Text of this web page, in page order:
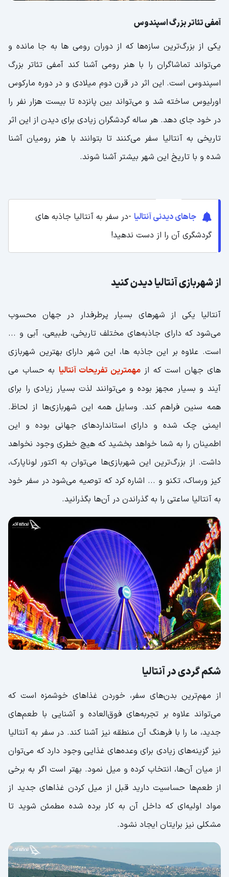
آمفی تئاتر بزرگ اسپندوس
یکی از بزرگ‌ترین سازه‌ها که از دوران رومی ها به جا مانده و
می‌تواند تماشاگران را با هنر رومی آشنا کند آمفی تئاتر بزرگ
اسپندوس است. این اثر در قرن دوم میلادی و در دوره مارکوس
اورلیوس ساخته شد و می‌تواند بین پانزده تا بیست هزار نفر را
در خود جای دهد. هر ساله گردشگران زیادی برای دیدن از این اثر
تاریخی به آنتالیا سفر می‌کنند تا بتوانند با هنر رومیان آشنا
شده و با تاریخ این شهر بیشتر آشنا شوند.
جاهای دیدنی آنتالیا -در سفر به آنتالیا جاذبه های
گردشگری آن را از دست ندهید!
از شهربازی آنتالیا دیدن کنید
آنتالیا یکی از شهرهای بسیار پرطرفدار در جهان محسوب
می‌شود که دارای جاذبه‌های مختلف تاریخی، طبیعی، آبی و ...
است. علاوه بر این جاذبه ها، این شهر دارای بهترین شهربازی
های جهان است که ازمهمترین تفریحات آنتالیا به حساب می
آیند و بسیار مجهز بوده و می‌توانند لذت بسیار زیادی را برای
همه سنین فراهم کند. وسایل همه این شهربازی‌ها از لحاظ.
ایمنی چک شده و دارای استانداردهای جهانی بوده و این
اطمینان را به شما خواهد بخشید که هیچ خطری وجود نخواهد
داشت. از بزرگ‌ترین این شهربازی‌ها می‌توان به اکتور لوناپارک،
کیز ورساک، تکنو و ... اشاره کرد که توصیه می‌شود در سفر خود
به آنتالیا ساعتی را به گذراندن در آن‌ها بگذرانید.
شکم گردی در آنتالیا
از مهم‌ترین بدن‌های سفر، خوردن غذاهای خوشمزه است که
می‌تواند علاوه بر تجربه‌های فوق‌العاده و آشنایی با طعم‌های
جدید، ما را با فرهنگ آن منطقه نیز آشنا کند. در سفر به آنتالیا
نیز گزینه‌های زیادی برای وعده‌های غذایی وجود دارد که می‌توان
از میان آن‌ها، انتخاب کرده و میل نمود. بهتر است اگر به برخی
از طعم‌ها حساسیت دارید قبل از میل کردن غذاهای جدید از
مواد اولیه‌ای که داخل آن به کار برده شده مطمئن شوید تا
مشکلی نیز برایتان ایجاد نشود.